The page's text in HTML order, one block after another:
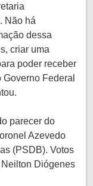
Não há
dessa
criar uma
poder receber
Federal
parecer do
Azevedo
(PSDB). Votos
Diógenes